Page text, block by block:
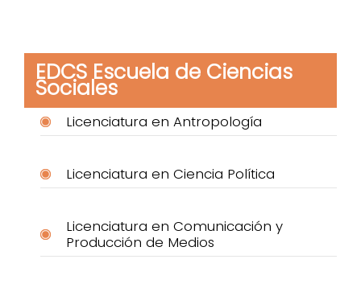
EDCS Escuela de Ciencias
Sociales
Licenciatura en Antropología
Licenciatura en Ciencia Política
Licenciatura en Comunicación y
Producción de Medios